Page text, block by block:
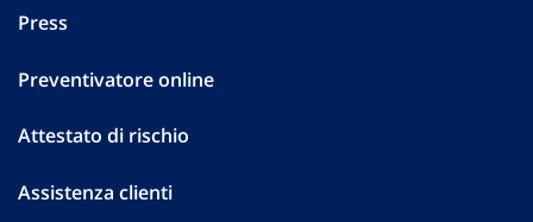
Press
Preventivatore online
Attestato di rischio
Assistenza clienti